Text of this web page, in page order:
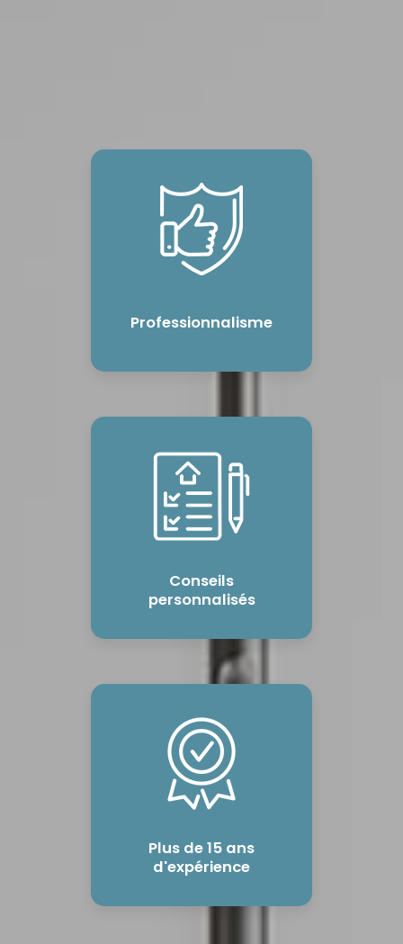
Professionnalisme
Conseils
personnalisés
Plus de 15 ans
d'expérience